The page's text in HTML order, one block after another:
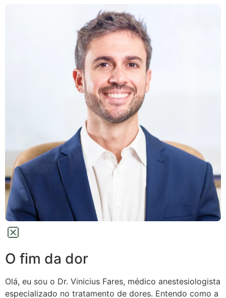
O fim da dor
Olá, eu sou o Dr. Vinicius Fares, médico anestesiologista
especializado no tratamento de dores. Entendo como a